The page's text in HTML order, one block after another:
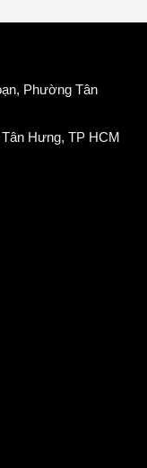
Phường Tân
Hưng, TP HCM